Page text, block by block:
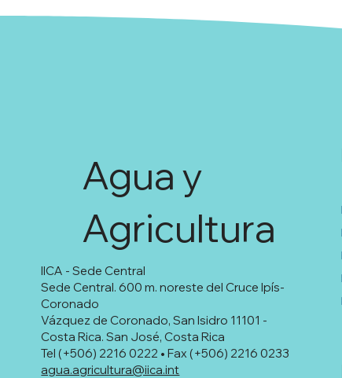
IICA - Sede Central
Sede Central. 600 m. noreste del Cruce Ipís-
Coronado
Vázquez de Coronado, San Isidro 11101 -
Costa Rica. San José, Costa Rica
Tel (+506) 2216 0222 • Fax (+506) 2216 0233
agua.agricultura@iica.int
Agua y
Agricultura